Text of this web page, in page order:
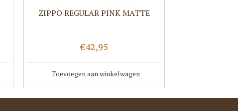
ZIPPO REGULAR PINK MATTE
€42,95
Toevoegen aan winkelwagen